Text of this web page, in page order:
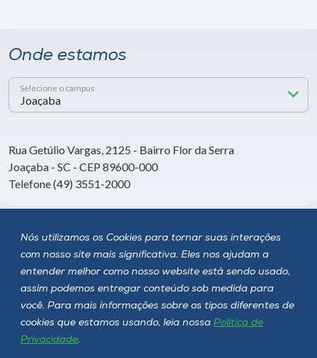
Nós utilizamos os Cookies para tornar suas interações
com nosso site mais significativa. Eles nos ajudam a
entender melhor como nosso website está sendo usado,
assim podemos entregar conteúdo sob medida para
você. Para mais informações sobre os tipos diferentes de
cookies que estamos usando, leia nossa Política de
Privacidade.
Onde estamos
Selecione o campus
Rua Getúlio Vargas, 2125 - Bairro Flor da Serra
Joaçaba - SC - CEP 89600-000
Telefone (49) 3551-2000
Siga a Unoesc